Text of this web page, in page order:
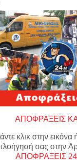
ΑΠΟΦΡΑΞΕΙΣ
κλικ στην εικόνα
σας στην
ΑΠΟΦΡΑΞΕΙΣ